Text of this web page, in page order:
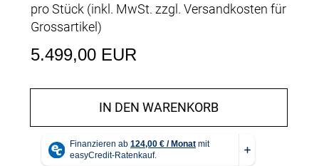
pro Stück (inkl. MwSt. zzgl. Versandkosten für
Grossartikel)
5.499,00 EUR
IN DEN WARENKORB